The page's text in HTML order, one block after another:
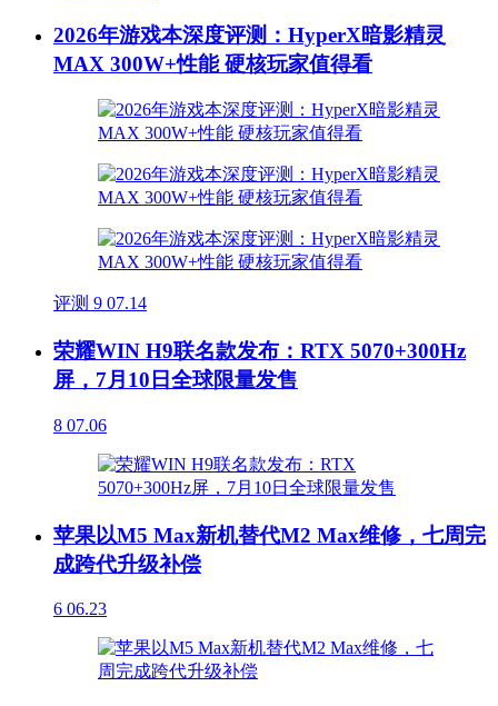
2026年游戏本深度评测：HyperX暗影精灵
MAX 300W+性能 硬核玩家值得看
评测 9 07.14
荣耀WIN H9联名款发布：RTX 5070+300Hz
屏，7月10日全球限量发售
8 07.06
苹果以M5 Max新机替代M2 Max维修，七周完
成跨代升级补偿
6 06.23